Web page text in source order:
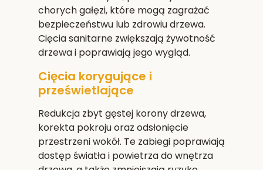
chorych gałęzi, które mogą zagrażać
bezpieczeństwu lub zdrowiu drzewa.
Cięcia sanitarne zwiększają żywotność
drzewa i poprawiają jego wygląd.
Cięcia korygujące i
prześwietlające
Redukcja zbyt gęstej korony drzewa,
korekta pokroju oraz odsłonięcie
przestrzeni wokół. Te zabiegi poprawiają
dostęp światła i powietrza do wnętrza